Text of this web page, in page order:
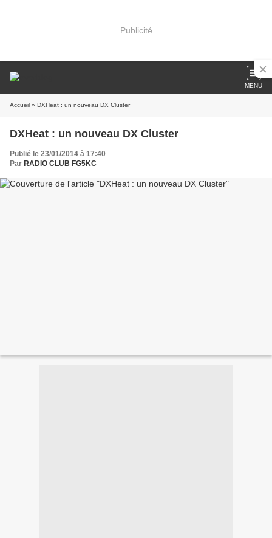
Publicité
MENU
Accueil » DXHeat : un nouveau DX Cluster
DXHeat : un nouveau DX Cluster
Publié le 23/01/2014 à 17:40
Par RADIO CLUB FG5KC